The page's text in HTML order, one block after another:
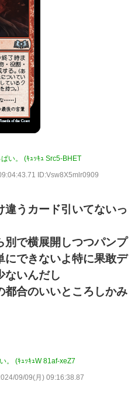
い。 (ｷｭｯｷｭ Src5-BHET
ID:Vsw8X5mlr0909
違うカード引いてないっ
別で横展開しつつパンプ
にできないよ特に果敢デ
ないんだし
都合のいいところしかみ
。 (ｷｭｯｷｭW 81af-xeZ7
09/09(月) 09:16:38.87